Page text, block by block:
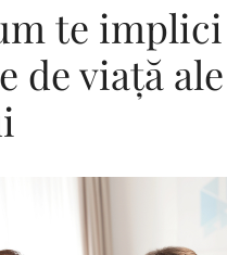
te
de viață ale